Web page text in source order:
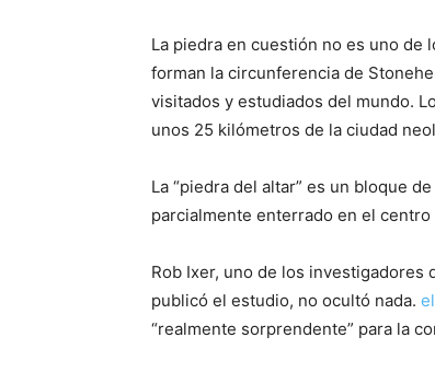
La piedra en cuestión no es uno
forman la circunferencia de
visitados y estudiados del mundo.
unos 25 kilómetros de la ciudad
La “piedra del altar” es un bloque
parcialmente enterrado en el
Rob Ixer, uno de los
publicó el estudio, no ocultó nada.
“realmente sorprendente” para la